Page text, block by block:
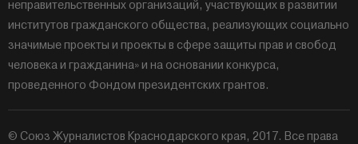
неправительственных организаций, участвующих в развитии
институтов гражданского общества, реализующих социально
значимые проекты и проекты в сфере защиты прав и свобод
человека и гражданина» и на основании конкурса,
проведенного Фондом президентских грантов.
© Союз Журналистов Краснодарского края, 2017. Все права